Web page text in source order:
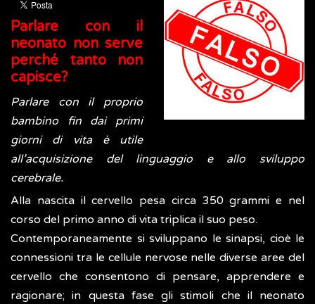
Parlare con il
neonato non serve
perché tanto non
capisce?
Parlare con il proprio
bambino fin dai primi
giorni di vita è utile
all’acquisizione del linguaggio e allo sviluppo
cerebrale.
Alla nascita il cervello pesa circa 350 grammi e nel
corso del primo anno di vita triplica il suo peso.
Contemporaneamente si sviluppano le sinapsi, cioè le
connessioni tra le cellule nervose nelle diverse aree del
cervello che consentono di pensare, apprendere e
ragionare; in questa fase gli stimoli che il neonato